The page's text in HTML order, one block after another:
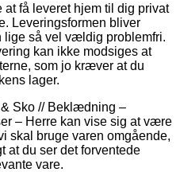
få leveret hjem til dig privat
Leveringsformen bliver
lige så vel vældig problemfri.
kan ikke modsiges at
som jo kræver at du
lager.
Sko // Beklædning –
– Herre kan vise sig at være
skal bruge varen omgående,
at du ser det forventede
vare.